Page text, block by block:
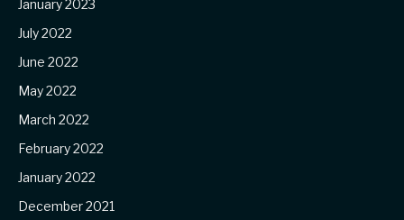
January 2023
July 2022
June 2022
May 2022
March 2022
February 2022
January 2022
December 2021